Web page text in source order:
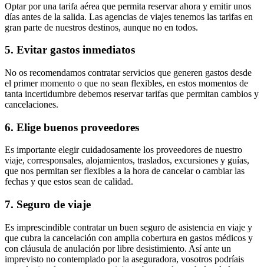
Optar por una tarifa aérea que permita reservar ahora y emitir unos
días antes de la salida. Las agencias de viajes tenemos las tarifas en
gran parte de nuestros destinos, aunque no en todos.
5. Evitar gastos inmediatos
No os recomendamos contratar servicios que generen gastos desde
el primer momento o que no sean flexibles, en estos momentos de
tanta incertidumbre debemos reservar tarifas que permitan cambios y
cancelaciones.
6. Elige buenos proveedores
Es importante elegir cuidadosamente los proveedores de nuestro
viaje, corresponsales, alojamientos, traslados, excursiones y guías,
que nos permitan ser flexibles a la hora de cancelar o cambiar las
fechas y que estos sean de calidad.
7. Seguro de viaje
Es imprescindible contratar un buen seguro de asistencia en viaje y
que cubra la cancelación con amplia cobertura en gastos médicos y
con cláusula de anulación por libre desistimiento. Así ante un
imprevisto no contemplado por la aseguradora, vosotros podríais